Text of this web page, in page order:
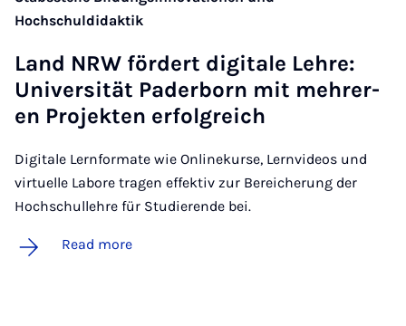
Hochschuldidaktik
Land NRW fördert di­gitale Lehre:
Uni­versität Pader­born mit mehr­er­
en Pro­jek­ten er­fol­greich
Digitale Lernformate wie Onlinekurse, Lernvideos und
virtuelle Labore tragen effektiv zur Bereicherung der
Hochschullehre für Studierende bei.
Read more